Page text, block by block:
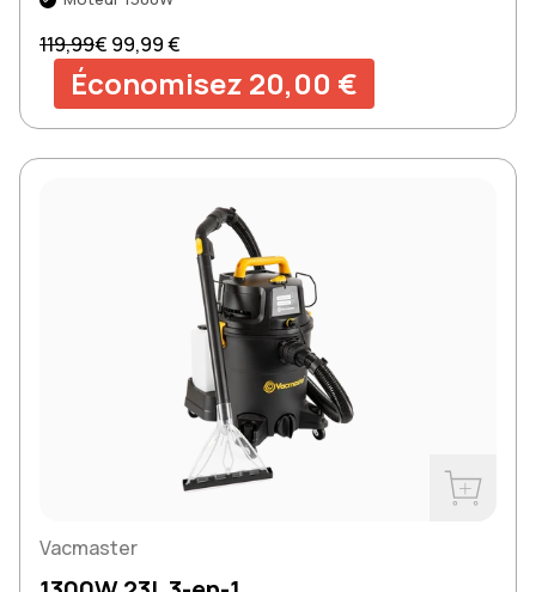
Prix normal
119,99€ Prix soldé
99,99 €
Économisez 20,00 €
Vacmaster